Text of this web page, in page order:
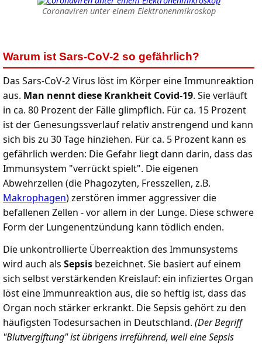
Coronaviren unter einem Elektronenmikroskop
Warum ist Sars-CoV-2 so gefährlich?
Das Sars-CoV-2 Virus löst im Körper eine Immunreaktion
aus. Man nennt diese Krankheit Covid-19. Sie verläuft
in ca. 80 Prozent der Fälle glimpflich. Für ca. 15 Prozent
ist der Genesungssverlauf relativ anstrengend und kann
sich bis zu 30 Tage hinziehen. Für ca. 5 Prozent kann es
gefährlich werden: Die Gefahr liegt dann darin, dass das
Immunsystem "verrückt spielt". Die eigenen
Abwehrzellen (die Phagozyten, Fresszellen, z.B.
Makrophagen) zerstören immer aggressiver die
befallenen Zellen - vor allem in der Lunge. Diese schwere
Form der Lungenentzündung kann tödlich enden.
Die unkontrollierte Überreaktion des Immunsystems
wird auch als Sepsis bezeichnet. Sie basiert auf einem
sich selbst verstärkenden Kreislauf: ein infiziertes Organ
löst eine Immunreaktion aus, die so heftig ist, dass das
Organ noch stärker erkrankt. Die Sepsis gehört zu den
häufigsten Todesursachen in Deutschland. (Der Begriff
"Blutvergiftung" ist übrigens irreführend, weil eine Sepsis